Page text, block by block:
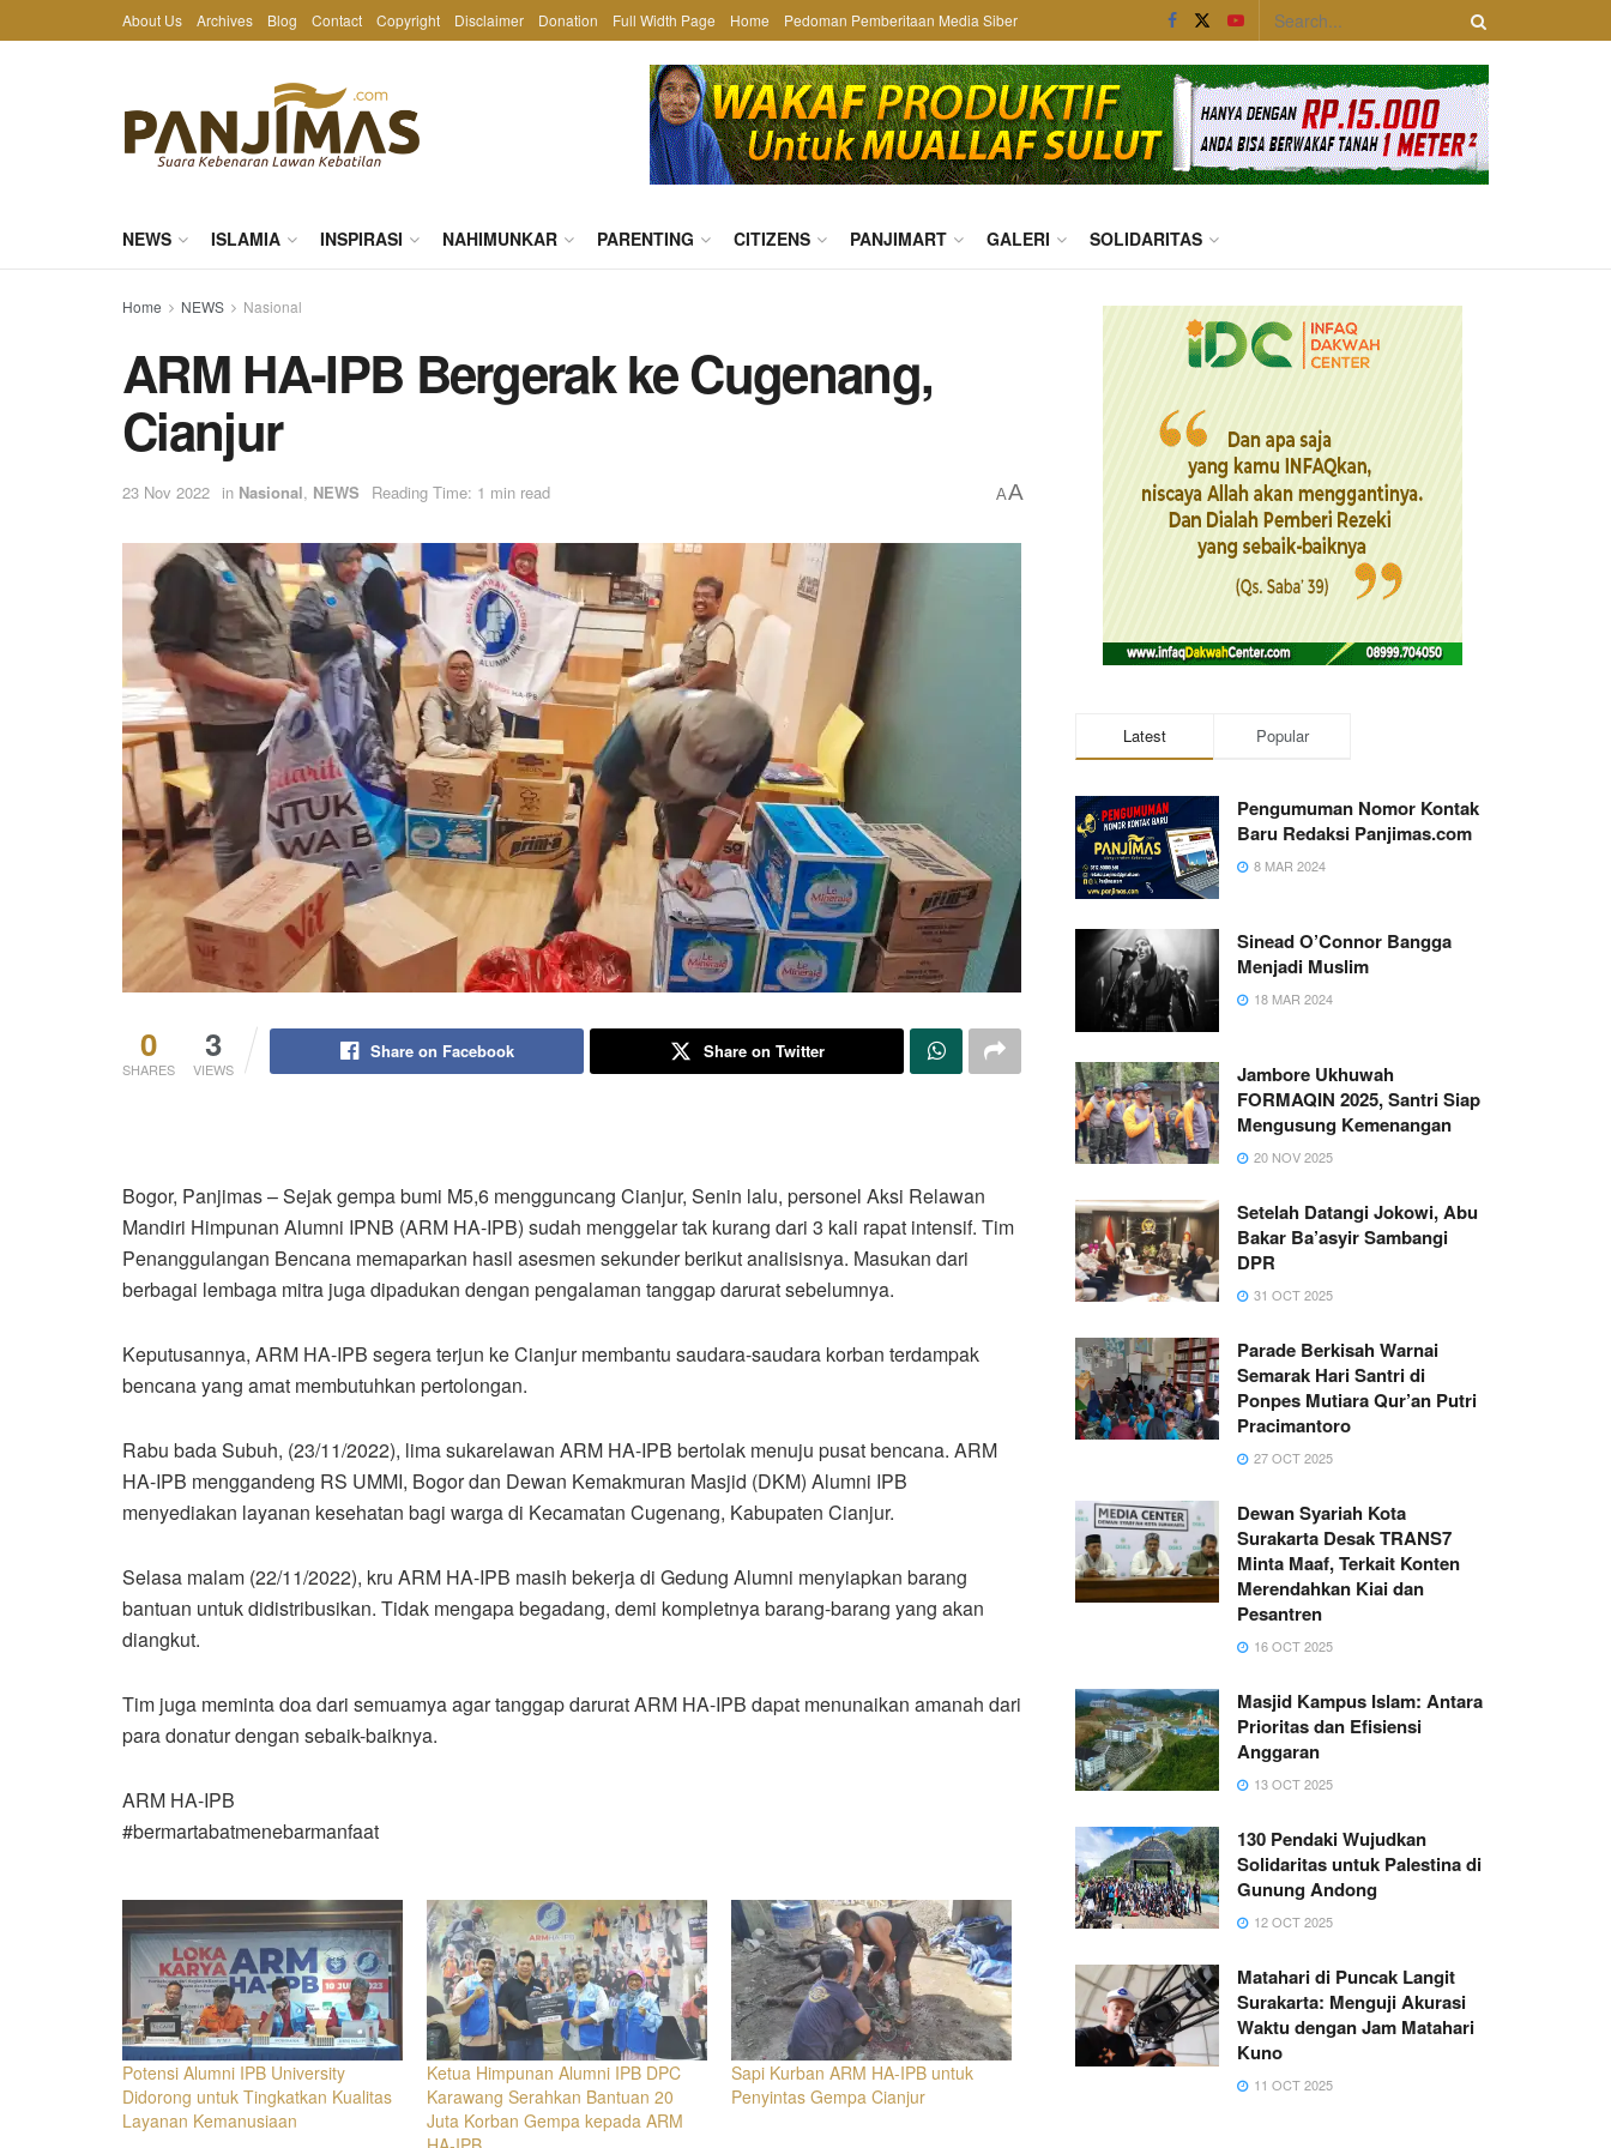
About Us Archives Blog Contact Copyright Disclaimer Donation Full Width Page Home Pedoman Pemberitaan Media Siber
NEWS ISLAMIA INSPIRASI NAHIMUNKAR PARENTING CITIZENS PANJIMART GALERI SOLIDARITAS
Home NEWS Nasional
ARM HA-IPB Bergerak ke Cugenang,
Cianjur
23 Nov 2022 in Nasional, NEWS Reading Time: 1 min read AA
0
SHARES
3
VIEWS
Share on Facebook Share on Twitter
Bogor, Panjimas – Sejak gempa bumi M5,6 mengguncang Cianjur, Senin lalu, personel Aksi Relawan
Mandiri Himpunan Alumni IPNB (ARM HA-IPB) sudah menggelar tak kurang dari 3 kali rapat intensif. Tim
Penanggulangan Bencana memaparkan hasil asesmen sekunder berikut analisisnya. Masukan dari
berbagai lembaga mitra juga dipadukan dengan pengalaman tanggap darurat sebelumnya.
Keputusannya, ARM HA-IPB segera terjun ke Cianjur membantu saudara-saudara korban terdampak
bencana yang amat membutuhkan pertolongan.
Rabu bada Subuh, (23/11/2022), lima sukarelawan ARM HA-IPB bertolak menuju pusat bencana. ARM
HA-IPB menggandeng RS UMMI, Bogor dan Dewan Kemakmuran Masjid (DKM) Alumni IPB
menyediakan layanan kesehatan bagi warga di Kecamatan Cugenang, Kabupaten Cianjur.
Selasa malam (22/11/2022), kru ARM HA-IPB masih bekerja di Gedung Alumni menyiapkan barang
bantuan untuk didistribusikan. Tidak mengapa begadang, demi kompletnya barang-barang yang akan
diangkut.
Tim juga meminta doa dari semuamya agar tanggap darurat ARM HA-IPB dapat menunaikan amanah dari
para donatur dengan sebaik-baiknya.
ARM HA-IPB
#bermartabatmenebarmanfaat
Potensi Alumni IPB University
Didorong untuk Tingkatkan Kualitas
Layanan Kemanusiaan
Ketua Himpunan Alumni IPB DPC
Karawang Serahkan Bantuan 20
Juta Korban Gempa kepada ARM
Sapi Kurban ARM HA-IPB untuk
Penyintas Gempa Cianjur
Latest Popular
Pengumuman Nomor Kontak
Baru Redaksi Panjimas.com
8 MAR 2024
Sinead O’Connor Bangga
Menjadi Muslim
18 MAR 2024
Jambore Ukhuwah
FORMAQIN 2025, Santri Siap
Mengusung Kemenangan
20 NOV 2025
Setelah Datangi Jokowi, Abu
Bakar Ba’asyir Sambangi
DPR
31 OCT 2025
Parade Berkisah Warnai
Semarak Hari Santri di
Ponpes Mutiara Qur’an Putri
Pracimantoro
27 OCT 2025
Dewan Syariah Kota
Surakarta Desak TRANS7
Minta Maaf, Terkait Konten
Merendahkan Kiai dan
Pesantren
16 OCT 2025
Masjid Kampus Islam: Antara
Prioritas dan Efisiensi
Anggaran
13 OCT 2025
130 Pendaki Wujudkan
Solidaritas untuk Palestina di
Gunung Andong
12 OCT 2025
Matahari di Puncak Langit
Surakarta: Menguji Akurasi
Waktu dengan Jam Matahari
Kuno
11 OCT 2025